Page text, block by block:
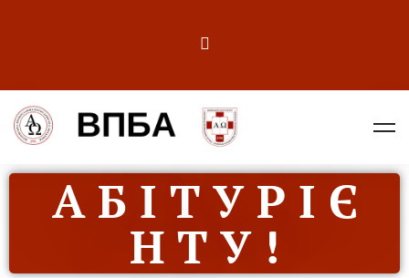
А Б І Т У Р І Є
Н Т У !